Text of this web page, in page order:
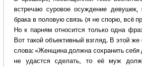
встречаю суровое осуждение девушек,
брака в половую связь (я не спорю, всё
Но к парням относится только одна
Вот такой объективный взгляд. В этой
слова: «Женщина должна сохранить
не удастся сделать, то её муж